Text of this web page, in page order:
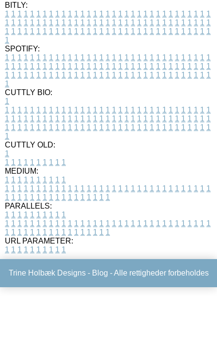
BITLY:
1 1 1 1 1 1 1 1 1 1 1 1 1 1 1 1 1 1 1 1 1 1 1 1 1 1 1 1 1 1 1 1 1
1 1 1 1 1 1 1 1 1 1 1 1 1 1 1 1 1 1 1 1 1 1 1 1 1 1 1 1 1 1 1 1 1
1 1 1 1 1 1 1 1 1 1 1 1 1 1 1 1 1 1 1 1 1 1 1 1 1 1 1 1 1 1 1 1 1
1
SPOTIFY:
1 1 1 1 1 1 1 1 1 1 1 1 1 1 1 1 1 1 1 1 1 1 1 1 1 1 1 1 1 1 1 1 1
1 1 1 1 1 1 1 1 1 1 1 1 1 1 1 1 1 1 1 1 1 1 1 1 1 1 1 1 1 1 1 1 1
1 1 1 1 1 1 1 1 1 1 1 1 1 1 1 1 1 1 1 1 1 1 1 1 1 1 1 1 1 1 1 1 1
1
CUTTLY BIO:
1
1 1 1 1 1 1 1 1 1 1 1 1 1 1 1 1 1 1 1 1 1 1 1 1 1 1 1 1 1 1 1 1 1
1 1 1 1 1 1 1 1 1 1 1 1 1 1 1 1 1 1 1 1 1 1 1 1 1 1 1 1 1 1 1 1 1
1 1 1 1 1 1 1 1 1 1 1 1 1 1 1 1 1 1 1 1 1 1 1 1 1 1 1 1 1 1 1 1 1
1
CUTTLY OLD:
1
1 1 1 1 1 1 1 1 1 1
MEDIUM:
1 1 1 1 1 1 1 1 1 1
1 1 1 1 1 1 1 1 1 1 1 1 1 1 1 1 1 1 1 1 1 1 1 1 1 1 1 1 1 1 1 1 1
1 1 1 1 1 1 1 1 1 1 1 1 1 1 1 1 1
PARALLELS:
1 1 1 1 1 1 1 1 1 1
1 1 1 1 1 1 1 1 1 1 1 1 1 1 1 1 1 1 1 1 1 1 1 1 1 1 1 1 1 1 1 1 1
1 1 1 1 1 1 1 1 1 1 1 1 1 1 1 1 1
URL PARAMETER:
1 1 1 1 1 1 1 1 1 1
Trine Holbæk Designs - Blog - Alle rettigheder forbeholdes